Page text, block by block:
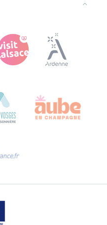
Grand Est
E-Mail an